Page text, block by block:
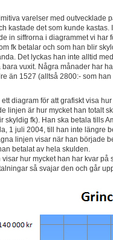
varelser med outvecklade
kastade det som kunde
in siffrorna i diagrammet vi har
fk betalar och som han blir
Det lyckas han inte alltid
bara vuxit. Några månader har
än 1527 (alltså 2800:- som
diagram för att grafiskt visa
linjen är hur mycket han totalt
skyldig fk). Han ska betala tills
1 juli 2004, till han inte längre
linjen visar när han började
betalat av hela skulden.
hur mycket han har kvar på
så svajar den och går